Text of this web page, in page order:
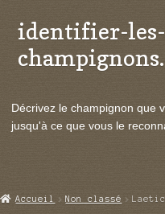
Aller
à
la
Aller
au
contenu
identifier-les-
Actualités
Echanges et contacts
Décrivez le champignon que
jusqu'à ce que vous le
Accueil Non classé